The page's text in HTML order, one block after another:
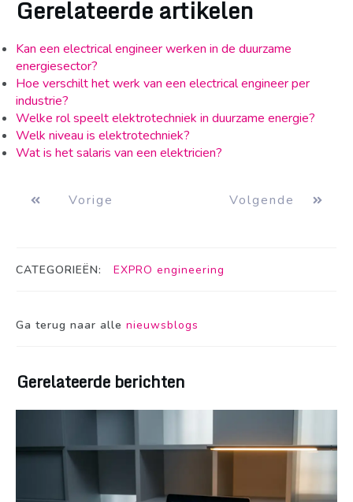
Gerelateerde artikelen
Kan een electrical engineer werken in de duurzame
energiesector?
Hoe verschilt het werk van een electrical engineer per
industrie?
Welke rol speelt elektrotechniek in duurzame energie?
Welk niveau is elektrotechniek?
Wat is het salaris van een elektricien?
Vorige Volgende
CATEGORIEËN: EXPRO engineering
Ga terug naar alle nieuwsblogs
Gerelateerde berichten